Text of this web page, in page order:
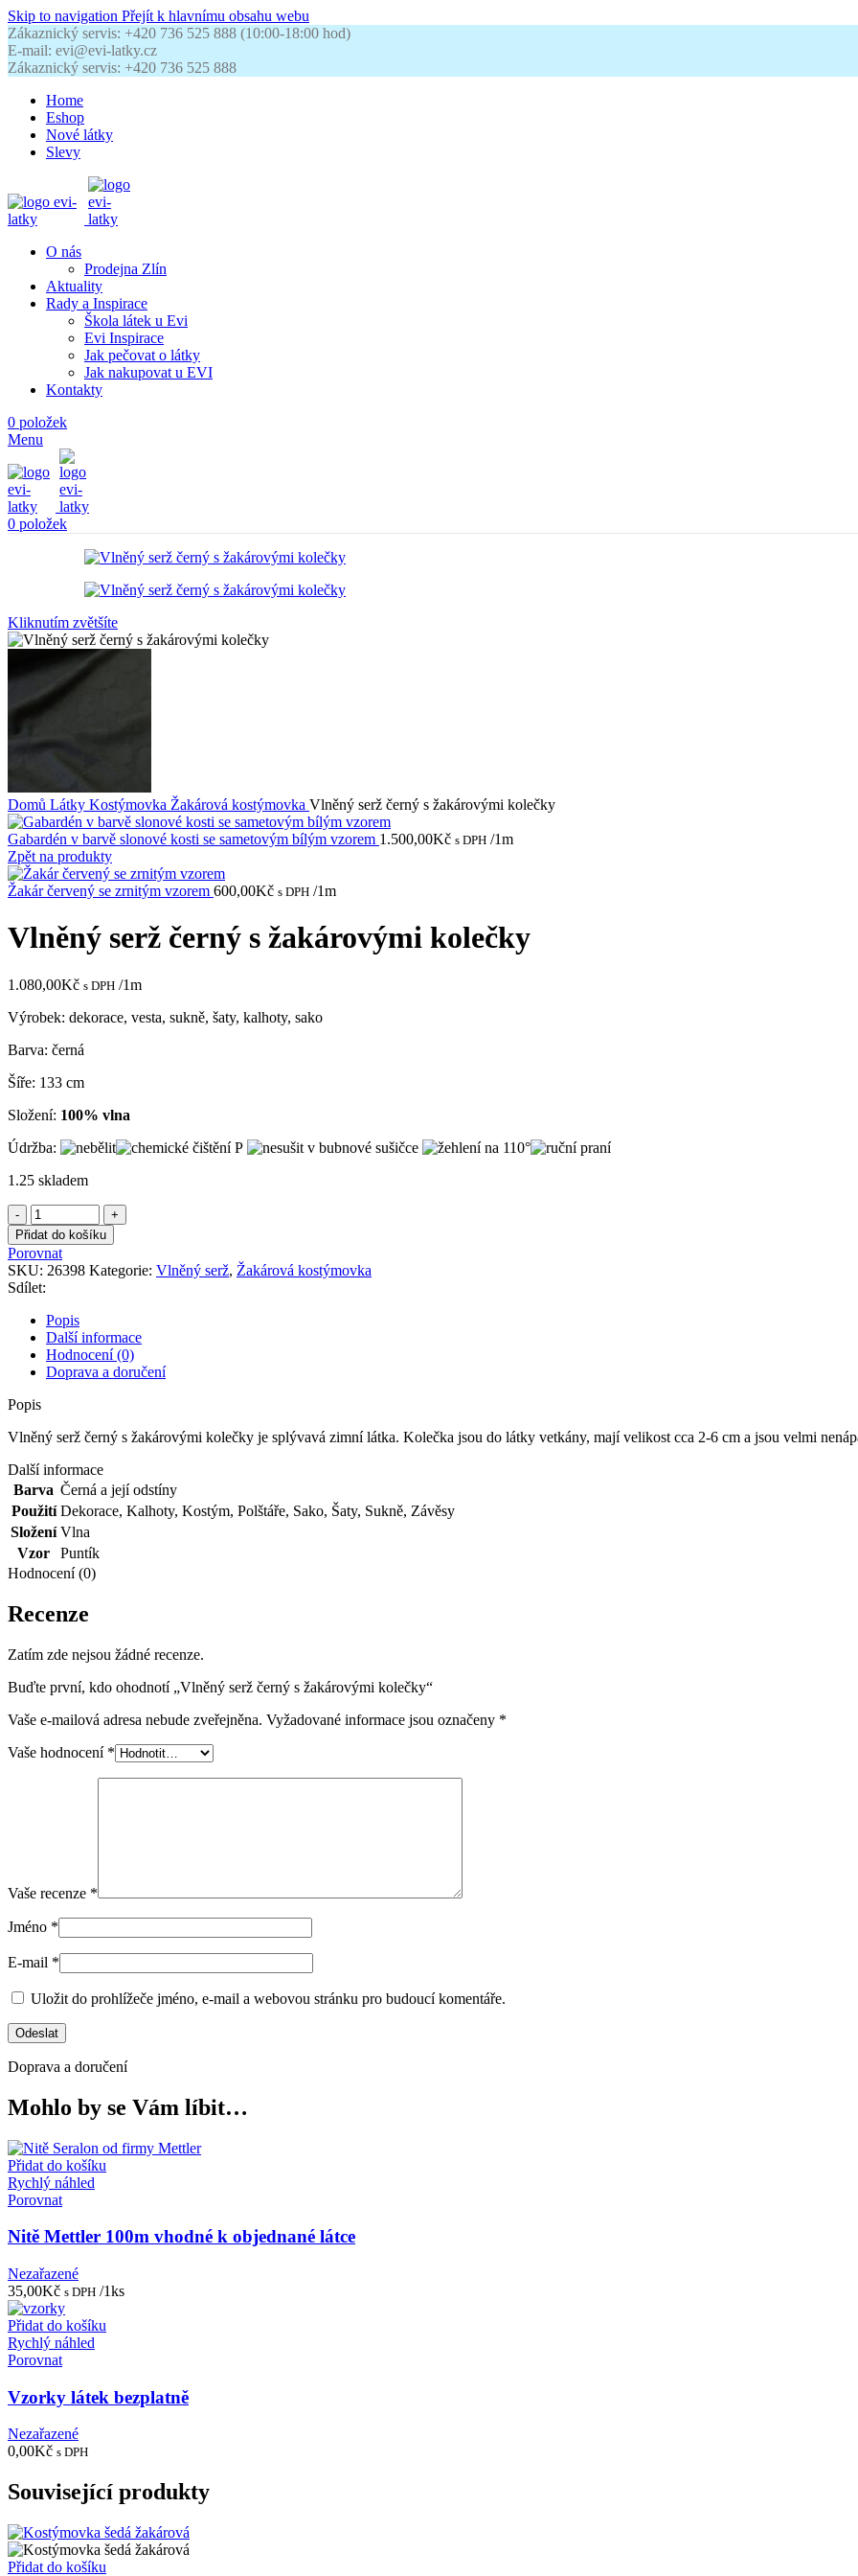
Skip to navigation Přejít k hlavnímu obsahu webu
Zákaznický servis: +420 736 525 888 (10:00-18:00 hod)
E-mail: evi@evi-latky.cz
Zákaznický servis: +420 736 525 888
Home
Eshop
Nové látky
Slevy
O nás
Prodejna Zlín
Aktuality
Rady a Inspirace
Škola látek u Evi
Evi Inspirace
Jak pečovat o látky
Jak nakupovat u EVI
Kontakty
0 položek
Menu
0 položek
Kliknutím zvětšíte
Domů Látky Kostýmovka Žakárová kostýmovka Vlněný serž černý s žakárovými kolečky
Gabardén v barvě slonové kosti se sametovým bílým vzorem 1.500,00Kč s DPH /1m
Zpět na produkty
Žakár červený se zrnitým vzorem 600,00Kč s DPH /1m
Vlněný serž černý s žakárovými kolečky
1.080,00Kč s DPH /1m
Výrobek: dekorace, vesta, sukně, šaty, kalhoty, sako
Barva: černá
Šíře: 133 cm
Složení: 100% vlna
Údržba:
1.25 skladem
Vlněný
serž
černý
s
žakárovými
kolečky
množství
Přidat do košíku
Porovnat
SKU: 26398 Kategorie: Vlněný serž, Žakárová kostýmovka
Sdílet:
Popis
Další informace
Hodnocení (0)
Doprava a doručení
Popis
Vlněný serž černý s žakárovými kolečky je splývavá zimní látka. Kolečka jsou do látky vetkány, mají velikost cca 2-6 cm a jsou velmi
Další informace
Barva Černá a její odstíny
Použití Dekorace, Kalhoty, Kostým, Polštáře, Sako, Šaty, Sukně, Závěsy
Složení Vlna
Vzor
Puntík
Hodnocení (0)
Recenze
Zatím zde nejsou žádné recenze.
Buďte první, kdo ohodnotí „Vlněný serž černý s žakárovými kolečky“
Vaše e-mailová adresa nebude zveřejněna. Vyžadované informace jsou označeny *
Vaše hodnocení *
Vaše recenze *
Jméno *
E-mail *
Uložit do prohlížeče jméno, e-mail a webovou stránku pro budoucí komentáře.
Doprava a doručení
Mohlo by se Vám líbit…
Přidat do košíku
Rychlý náhled
Porovnat
Nitě Mettler 100m vhodné k objednané látce
Nezařazené
35,00Kč s DPH /1ks
Přidat do košíku
Rychlý náhled
Porovnat
Vzorky látek bezplatně
Nezařazené
0,00Kč s DPH
Související produkty
Přidat do košíku